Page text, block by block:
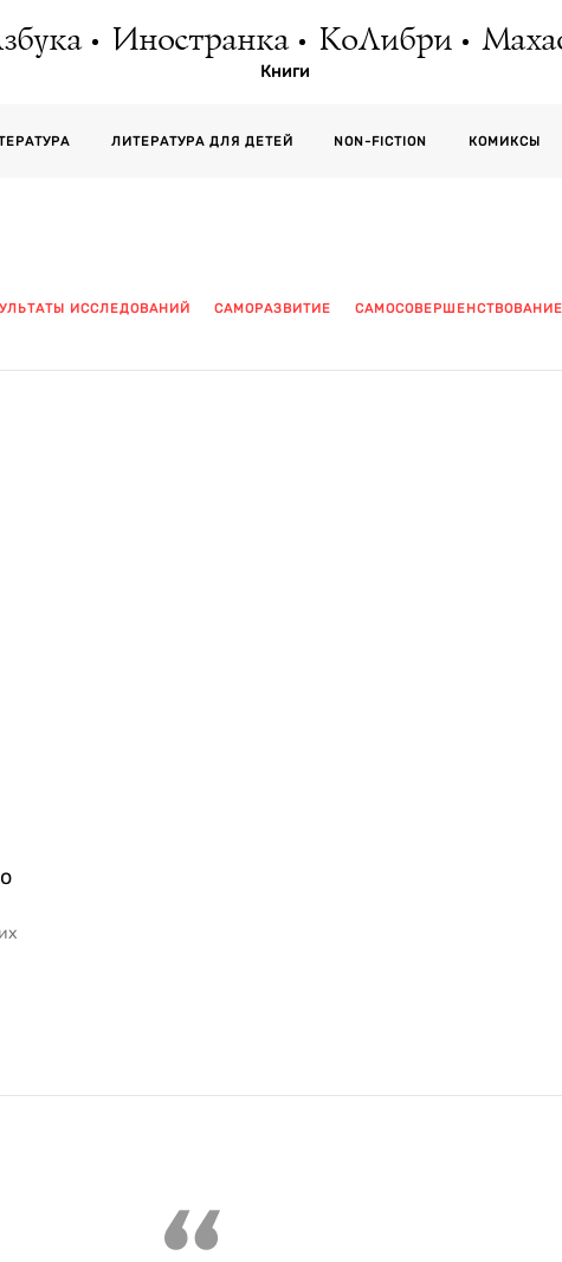
Иностранка КоЛибри
Книги
ЛИТЕРАТУРА ДЛЯ ДЕТЕЙ NON-FICTION КОМИКСЫ
ИССЛЕДОВАНИЙ САМОРАЗВИТИЕ САМОСОВЕРШЕНСТВОВАНИЕ